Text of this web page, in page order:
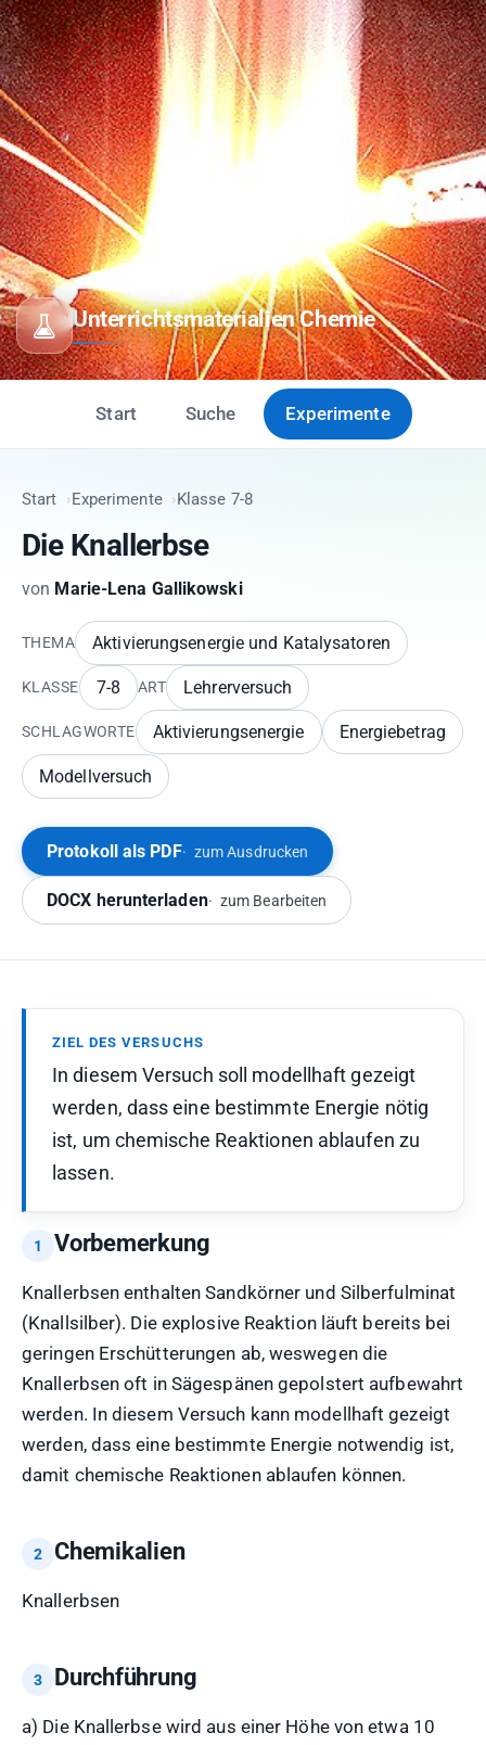
Unterrichtsmaterialien Chemie
Start Suche Experimente
Start Experimente Klasse 7-8
Die Knallerbse
von Marie-Lena Gallikowski
THEMA Aktivierungsenergie und Katalysatoren
KLASSE 7-8 ART Lehrerversuch
SCHLAGWORTE Aktivierungsenergie Energiebetrag
Modellversuch
Protokoll als PDF zum Ausdrucken
DOCX herunterladen zum Bearbeiten
ZIEL DES VERSUCHS
In diesem Versuch soll modellhaft gezeigt
werden, dass eine bestimmte Energie nötig
ist, um chemische Reaktionen ablaufen zu
lassen.
Vorbemerkung
Knallerbsen enthalten Sandkörner und Silberfulminat
(Knallsilber). Die explosive Reaktion läuft bereits bei
geringen Erschütterungen ab, weswegen die
Knallerbsen oft in Sägespänen gepolstert aufbewahrt
werden. In diesem Versuch kann modellhaft gezeigt
werden, dass eine bestimmte Energie notwendig ist,
damit chemische Reaktionen ablaufen können.
Chemikalien
Knallerbsen
Durchführung
a) Die Knallerbse wird aus einer Höhe von etwa 10